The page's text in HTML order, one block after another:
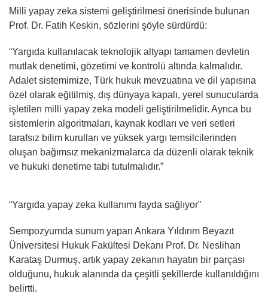
Milli yapay zeka sistemi geliştirilmesi önerisinde bulunan
Prof. Dr. Fatih Keskin, sözlerini şöyle sürdürdü:
“Yargıda kullanılacak teknolojik altyapı tamamen devletin
mutlak denetimi, gözetimi ve kontrolü altında kalmalıdır.
Adalet sistemimize, Türk hukuk mevzuatına ve dil yapısına
özel olarak eğitilmiş, dış dünyaya kapalı, yerel sunucularda
işletilen milli yapay zeka modeli geliştirilmelidir. Ayrıca bu
sistemlerin algoritmaları, kaynak kodları ve veri setleri
tarafsız bilim kurulları ve yüksek yargı temsilcilerinden
oluşan bağımsız mekanizmalarca da düzenli olarak teknik
ve hukuki denetime tabi tutulmalıdır.”
“Yargıda yapay zeka kullanımı fayda sağlıyor”
Sempozyumda sunum yapan Ankara Yıldırım Beyazıt
Üniversitesi Hukuk Fakültesi Dekanı Prof. Dr. Neslihan
Karataş Durmuş, artık yapay zekanın hayatın bir parçası
olduğunu, hukuk alanında da çeşitli şekillerde kullanıldığını
belirtti.